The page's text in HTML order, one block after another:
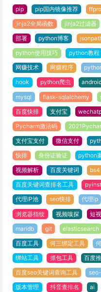
pip pip国内镜像推荐
jinja2全局函数 jinja2过滤器
部署 python博客
python使用技巧 python教程
网赚技术 网赚程序
hook python爬虫
mysql flask-sqlalchemy
百度快排 支付宝
Pycharm激活码
支付宝支付 微信支付
快排 身份证验证 python
视频解析 百度关键词 bs4
百度关键词查排名工具
代理IP池 seo快排 代理ip
浏览器指纹 视频嗅探 短
maridb git elasticsearch
百度工具 何三绑定工具
绑站工具 抓包工具 百度
百度seo关键词查询工具
版本管理 抖音查排名 ai